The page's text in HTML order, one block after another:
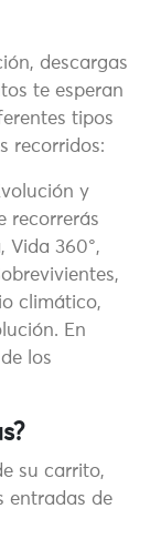
descargas
te esperan
tipos
recorridos:
y
recorrerás
Vida 360°,
climático,
En
los
su carrito,
entradas de